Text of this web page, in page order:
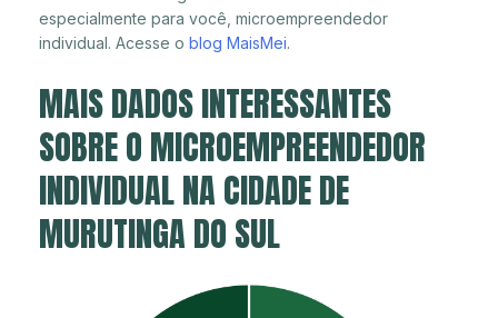
especialmente para você, microempreendedor
individual. Acesse o blog MaisMei.
MAIS DADOS INTERESSANTES
SOBRE O MICROEMPREENDEDOR
INDIVIDUAL NA CIDADE DE
MURUTINGA DO SUL